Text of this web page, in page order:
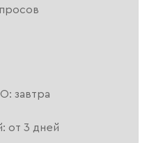
завтра
от 3 дней